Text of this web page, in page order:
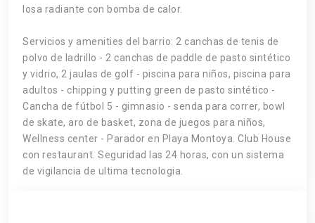
losa radiante con bomba de calor.
Servicios y amenities del barrio: 2 canchas de tenis de
polvo de ladrillo - 2 canchas de paddle de pasto sintético
y vidrio, 2 jaulas de golf - piscina para niños, piscina para
adultos - chipping y putting green de pasto sintético -
Cancha de fútbol 5 - gimnasio - senda para correr, bowl
de skate, aro de basket, zona de juegos para niños,
Wellness center - Parador en Playa Montoya. Club House
con restaurant. Seguridad las 24 horas, con un sistema
de vigilancia de ultima tecnologia.